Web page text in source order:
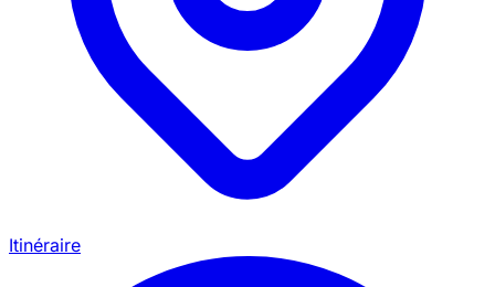
Itinéraire